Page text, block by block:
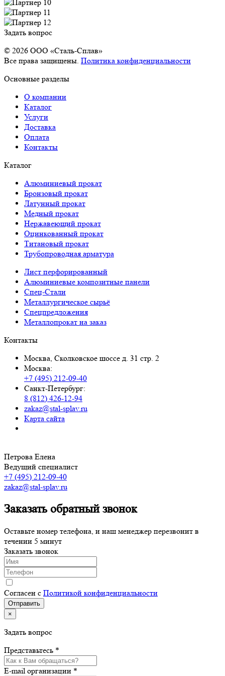
Задать вопрос
© 2026 OOO «Сталь-Сплав»
Все права защищены. Политика конфиденциальности
Основные разделы
О компании
Каталог
Услуги
Доставка
Оплата
Контакты
Каталог
Алюминиевый прокат
Бронзовый прокат
Латунный прокат
Медный прокат
Нержавеющий прокат
Оцинкованный прокат
Титановый прокат
Трубопроводная арматура
Лист перфорированный
Алюминиевые композитные панели
Спец-Стали
Металлургическое сырьё
Спецпредложения
Металлопрокат на заказ
Контакты
Москва, Сколковское шоссе д. 31 стр. 2
Москва:
+7 (495) 212-09-40
Санкт-Петербург:
8 (812) 426-12-94
zakaz@stal-splav.ru
Карта сайта
Петрова Елена
Ведущий специалист
+7 (495) 212-09-40
zakaz@stal-splav.ru
Заказать обратный звонок
Оставьте номер телефона, и наш менеджер перезвонит в
течении 5 минут
Заказать звонок
Согласен с Политикой конфиденциальности
×
Задать вопрос
Представьтесь *
E-mail организации *